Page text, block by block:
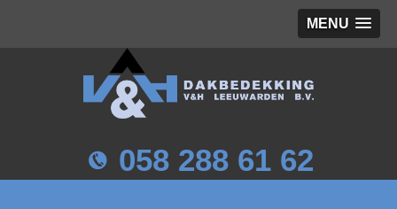
MENU
058 288 61 62